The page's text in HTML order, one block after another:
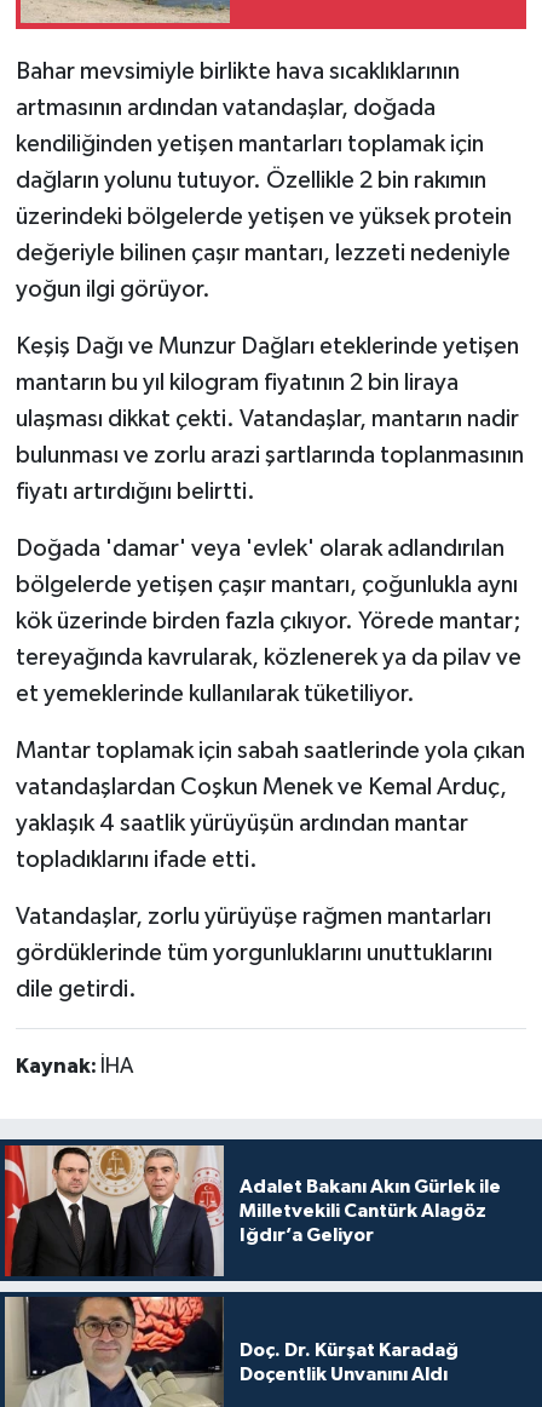
Bahar mevsimiyle birlikte hava sıcaklıklarının
artmasının ardından vatandaşlar, doğada
kendiliğinden yetişen mantarları toplamak için
dağların yolunu tutuyor. Özellikle 2 bin rakımın
üzerindeki bölgelerde yetişen ve yüksek protein
değeriyle bilinen çaşır mantarı, lezzeti nedeniyle
yoğun ilgi görüyor.
Keşiş Dağı ve Munzur Dağları eteklerinde yetişen
mantarın bu yıl kilogram fiyatının 2 bin liraya
ulaşması dikkat çekti. Vatandaşlar, mantarın nadir
bulunması ve zorlu arazi şartlarında toplanmasının
fiyatı artırdığını belirtti.
Doğada 'damar' veya 'evlek' olarak adlandırılan
bölgelerde yetişen çaşır mantarı, çoğunlukla aynı
kök üzerinde birden fazla çıkıyor. Yörede mantar;
tereyağında kavrularak, közlenerek ya da pilav ve
et yemeklerinde kullanılarak tüketiliyor.
Mantar toplamak için sabah saatlerinde yola çıkan
vatandaşlardan Coşkun Menek ve Kemal Arduç,
yaklaşık 4 saatlik yürüyüşün ardından mantar
topladıklarını ifade etti.
Vatandaşlar, zorlu yürüyüşe rağmen mantarları
gördüklerinde tüm yorgunluklarını unuttuklarını
dile getirdi.
Kaynak: İHA
Adalet Bakanı Akın Gürlek ile
Milletvekili Cantürk Alagöz
Iğdır’a Geliyor
Doç. Dr. Kürşat Karadağ
Doçentlik Unvanını Aldı